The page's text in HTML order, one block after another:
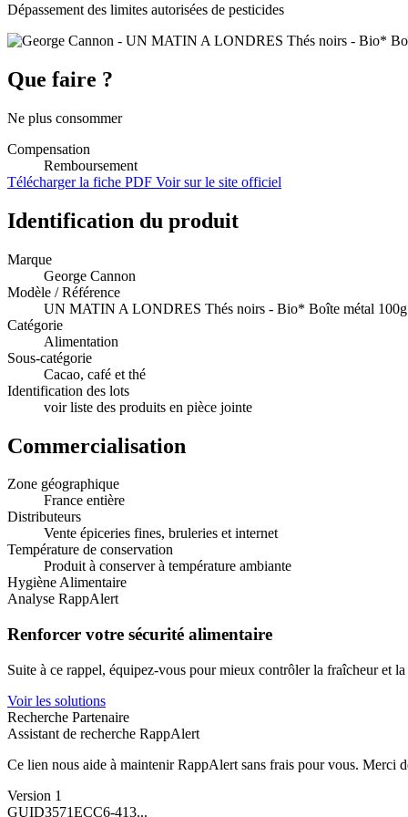
Dépassement des limites autorisées de pesticides
Que faire ?
Ne plus consommer
Compensation
Remboursement
Télécharger la fiche PDF Voir sur le site officiel
Identification du produit
Marque
George Cannon
Modèle / Référence
UN MATIN A LONDRES Thés noirs - Bio* Boîte métal 100g
Catégorie
Alimentation
Sous-catégorie
Cacao, café et thé
Identification des lots
voir liste des produits en pièce jointe
Commercialisation
Zone géographique
France entière
Distributeurs
Vente épiceries fines, bruleries et internet
Température de conservation
Produit à conserver à température ambiante
Hygiène Alimentaire
Analyse RappAlert
Renforcer votre sécurité alimentaire
Suite à ce rappel, équipez-vous pour mieux contrôler la fraîcheur et
Voir les solutions
Recherche Partenaire
Assistant de recherche RappAlert
Ce lien nous aide à maintenir RappAlert sans frais pour vous. Merci
Version 1
GUID3571ECC6-413...